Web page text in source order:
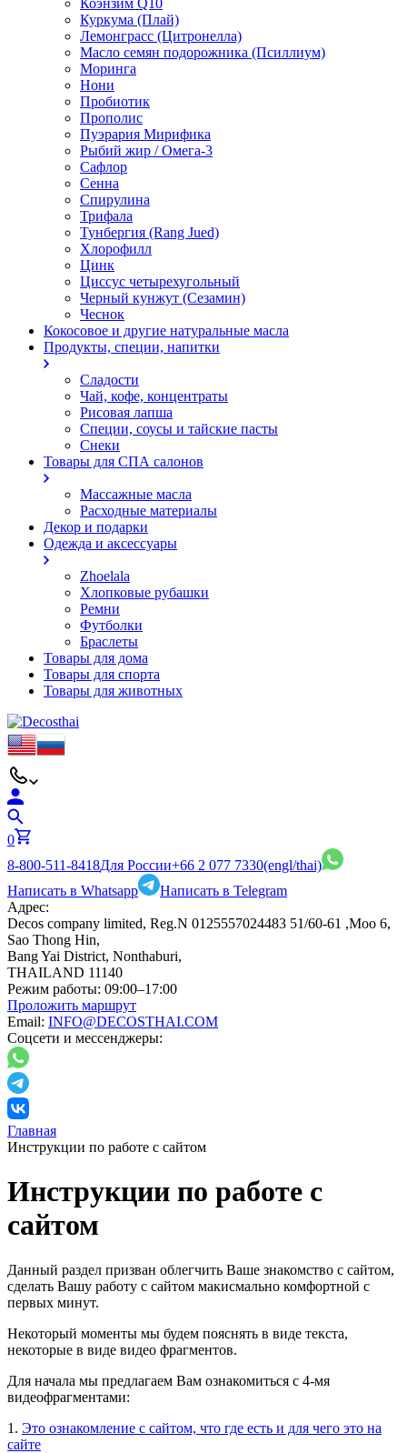
Коэнзим Q10
Куркума (Плай)
Лемонграсс (Цитронелла)
Масло семян подорожника (Псиллиум)
Моринга
Нони
Пробиотик
Прополис
Пуэрария Мирифика
Рыбий жир / Омега-3
Сафлор
Сенна
Спирулина
Трифала
Тунбергия (Rang Jued)
Хлорофилл
Цинк
Циссус четырехугольный
Черный кунжут (Сезамин)
Чеснок
Кокосовое и другие натуральные масла
Продукты, специи, напитки
Сладости
Чай, кофе, концентраты
Рисовая лапша
Специи, соусы и тайские пасты
Снеки
Товары для СПА салонов
Массажные масла
Расходные материалы
Декор и подарки
Одежда и аксессуары
Zhoelala
Хлопковые рубашки
Ремни
Футболки
Браслеты
Товары для дома
Товары для спорта
Товары для животных
0
8-800-511-8418Для России+66 2 077 7330(engl/thai)
Написать в Whatsapp
Написать в Telegram
Адрес:
Decos company limited, Reg.N 0125557024483 51/60-61 ,Moo 6,
Sao Thong Hin,
Bang Yai District, Nonthaburi,
THAILAND 11140
Режим работы: 09:00–17:00
Проложить маршрут
Email: INFO@DECOSTHAI.COM
Соцсети и мессенджеры:
Главная
Инструкции по работе с сайтом
Инструкции по работе с
сайтом
Данный раздел призван облегчить Ваше знакомство с сайтом,
сделать Вашу работу с сайтом макисмально комфортной с
первых минут.
Некоторый моменты мы будем пояснять в виде текста,
некоторые в виде видео фрагментов.
Для начала мы предлагаем Вам ознакомиться с 4-мя
видеофрагментами:
1. Это ознакомление с сайтом, что где есть и для чего это на
сайте